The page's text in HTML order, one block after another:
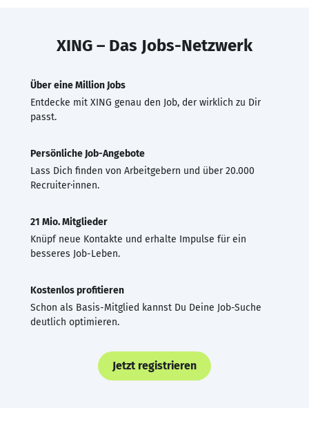
XING – Das Jobs-Netzwerk
Über eine Million Jobs
Entdecke mit XING genau den Job, der wirklich zu Dir
passt.
Persönliche Job-Angebote
Lass Dich finden von Arbeitgebern und über 20.000
Recruiter·innen.
21 Mio. Mitglieder
Knüpf neue Kontakte und erhalte Impulse für ein
besseres Job-Leben.
Kostenlos profitieren
Schon als Basis-Mitglied kannst Du Deine Job-Suche
deutlich optimieren.
Jetzt registrieren